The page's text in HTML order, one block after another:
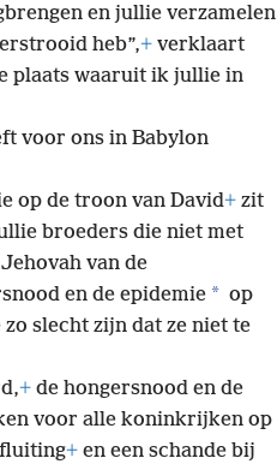
en jullie verzamelen
heb”,+ verklaart
plaats waaruit ik jullie in
voor ons in Babylon
op de troon van David+ zit
broeders die niet met
van de
en de epidemie * op
slecht zijn dat ze niet te
+ de hongersnood en de
voor alle koninkrijken op
+ en een schande bij